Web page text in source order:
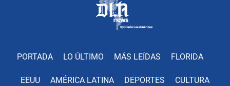
PORTADA LO ÚLTIMO MÁS LEÍDAS FLORIDA
EEUU AMÉRICA LATINA DEPORTES CULTURA